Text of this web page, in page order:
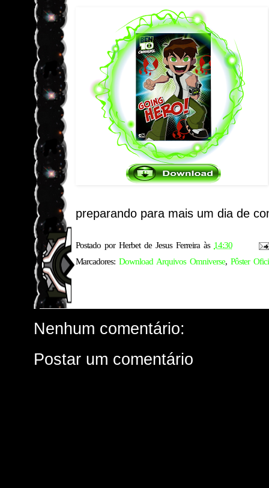
preparando para mais um dia de
Postado por Herbet de Jesus Ferreira às 14:30
Marcadores: Download Arquivos Omniverse, Pôster
Nenhum comentário:
Postar um comentário